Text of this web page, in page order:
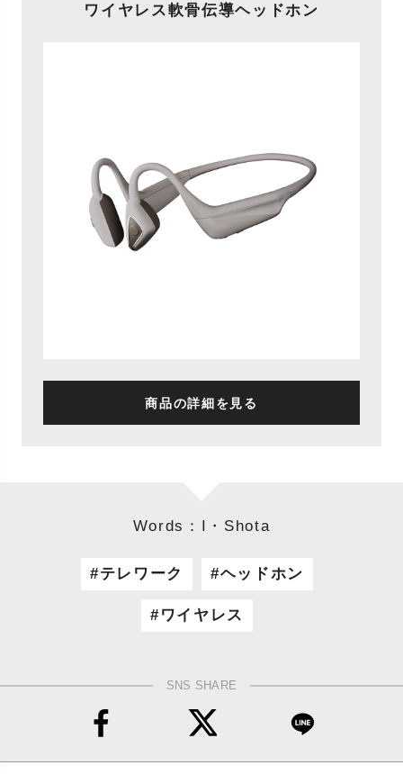
ワイヤレス軟骨伝導ヘッドホン
商品の詳細を見る
Words：I・Shota
テレワーク ヘッドホン
ワイヤレス
SNS SHARE